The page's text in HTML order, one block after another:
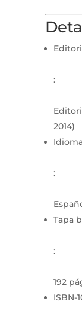
:
2014)
:
Tapa
:
192
ISBN-